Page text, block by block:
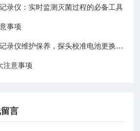
录仪：实时监测灭菌过程的必备工具
事项
护保养，探头校准电池更换数据备份日常养护方法
注意事项
言